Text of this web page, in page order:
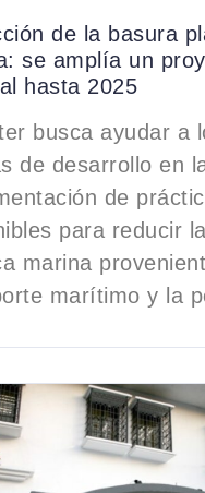
de la basura
se amplía un
hasta 2025
busca ayudar a
de desarrollo en
de
para reducir
marina
marítimo y la